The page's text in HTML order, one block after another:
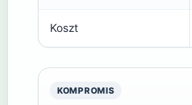
Koszt
KOMPROMIS